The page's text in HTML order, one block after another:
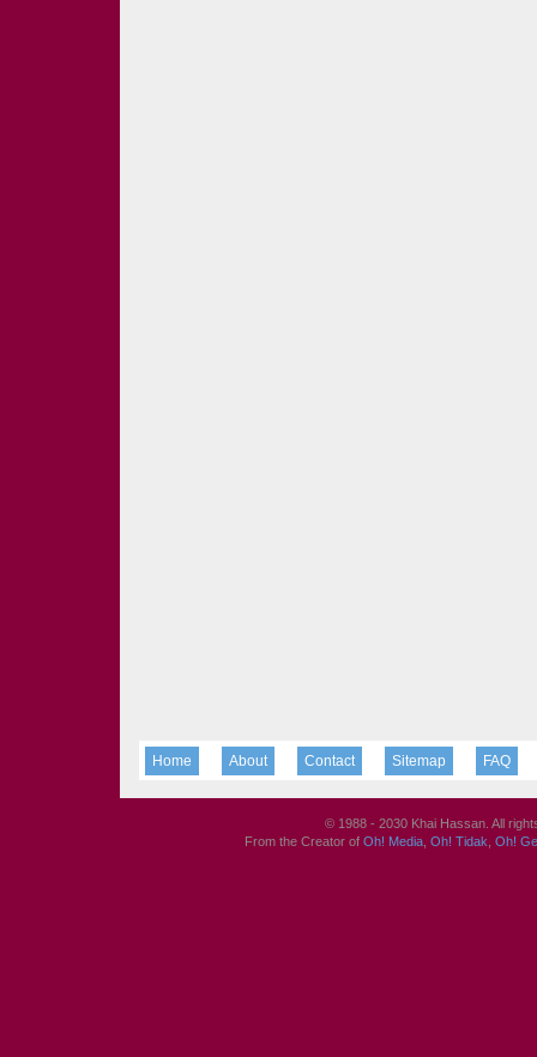
Home About Contact Sitemap FAQ
© 1988 - 2030 Khai Hassan. All
From the Creator of Oh! Media Oh! Tidak Oh!